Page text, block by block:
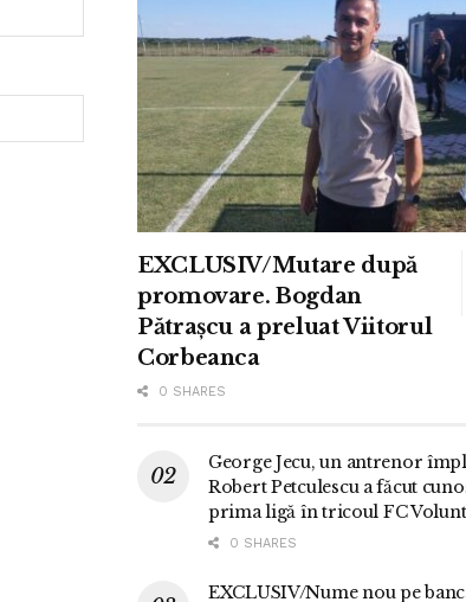
EXCLUSIV/Mutare după
promovare. Bogdan
Pătrașcu a preluat Viitorul
Corbeanca
0 SHARES
George Jecu, un antrenor
Robert Petculescu a făcut
prima ligă în tricoul FC
0 SHARES
EXCLUSIV/Nume nou pe